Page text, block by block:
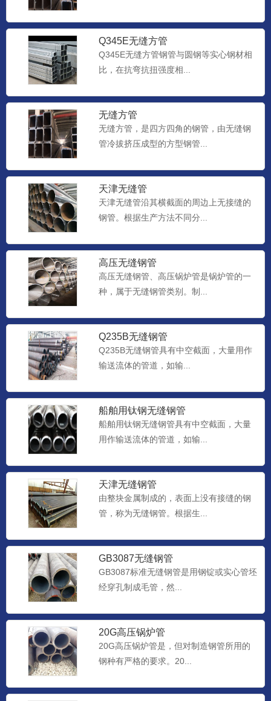
Q345E无缝方管
Q345E无缝方管钢管与圆钢等实心钢材相
比，在抗弯抗扭强度相...
无缝方管
无缝方管，是四方四角的钢管，由无缝钢
管冷拔挤压成型的方型钢管...
天津无缝管
天津无缝管沿其横截面的周边上无接缝的
钢管。根据生产方法不同分...
高压无缝钢管
高压无缝钢管、高压锅炉管是锅炉管的一
种，属于无缝钢管类别。制...
Q235B无缝钢管
Q235B无缝钢管具有中空截面，大量用作
输送流体的管道，如输...
船舶用钛钢无缝钢管
船舶用钛钢无缝钢管具有中空截面，大量
用作输送流体的管道，如输...
天津无缝钢管
由整块金属制成的，表面上没有接缝的钢
管，称为无缝钢管。根据生...
GB3087无缝钢管
GB3087标准无缝钢管是用钢锭或实心管坯
经穿孔制成毛管，然...
20G高压锅炉管
20G高压锅炉管是，但对制造钢管所用的
钢种有严格的要求。20...